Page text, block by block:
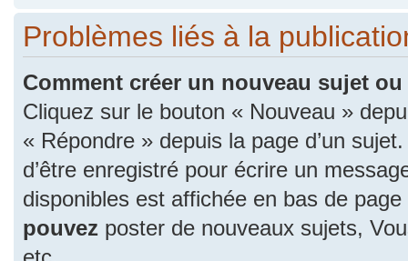
Problèmes liés à la
Comment créer un nouveau sujet
Cliquez sur le bouton « Nouveau »
« Répondre » depuis la page d’un
d’être enregistré pour écrire un
disponibles est affichée en bas de
pouvez poster de nouveaux sujets,